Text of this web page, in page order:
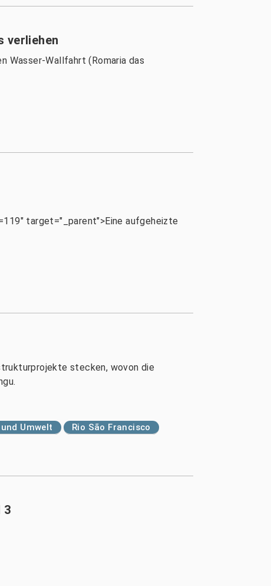
verliehen
Wasser-Wallfahrt (Romaria das
target="_parent">Eine aufgeheizte
stecken, wovon die
Umwelt
Rio São Francisco
3